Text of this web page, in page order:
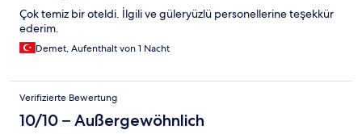
Çok temiz bir oteldi. İlgili ve güleryüzlü personellerine teşekkür
ederim.
Demet, Aufenthalt von 1 Nacht
Verifizierte Bewertung
10/10 – Außergewöhnlich